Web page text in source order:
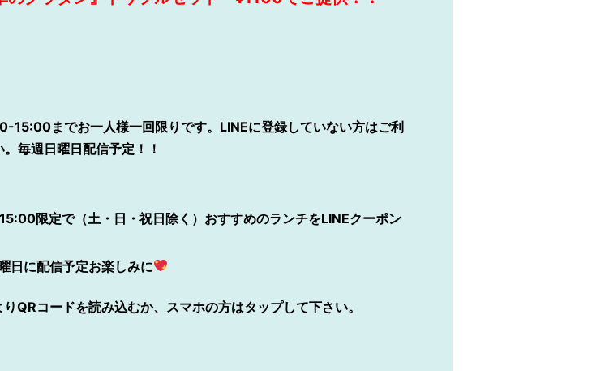
15:00までお一人様一回限りです。LINEに登録していない方はご利
毎週日曜日配信予定！！
限定で（土・日・祝日除く）おすすめのランチをLINEクーポン
日に配信予定お楽しみに
りQRコードを読み込むか、スマホの方はタップして下さい。